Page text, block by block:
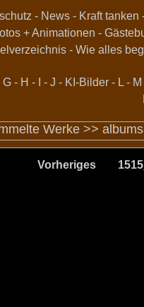
- News- Kraft tanken
+ Animationen -
- Wie alles
G - H - - J - KI-Bilder - L - M
Werke >> albums
Vorheriges